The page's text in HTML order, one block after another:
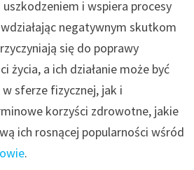
i wspiera procesy
negatywnym skutkom
się do poprawy
życia, a ich działanie może być
sferze fizycznej, jak i
korzyści zdrowotne, jakie
ich rosnącej popularności wśród
.